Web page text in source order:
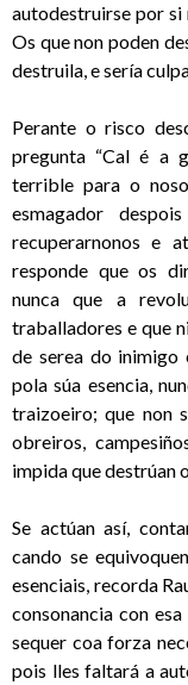
autodestruirse por si
Os que non poden
destruila, e sería culpa
Perante o risco
pregunta “Cal é a
terrible para o
esmagador
recuperarnonos e
responde que os
nunca que a
traballadores e que
de serea do inimigo
pola súa esencia,
traizoeiro; que non
obreiros,
impida que destrúan
Se actúan así,
cando se
esenciais, recorda
consonancia con
sequer coa forza
pois lles faltará a